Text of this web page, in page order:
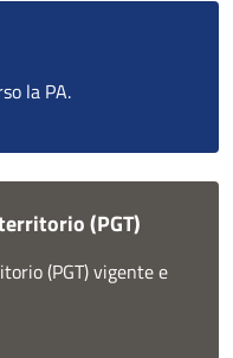
la PA.
(PGT)
(PGT) vigente e